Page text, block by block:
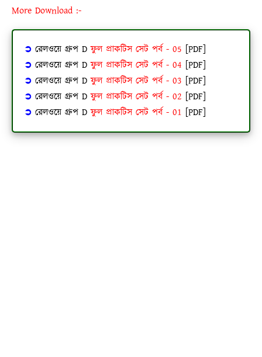
More Download :-
➲ রেলওয়ে গ্রুপ D ফুল প্রাকটিস সেট পর্ব - 05 [PDF]
➲ রেলওয়ে গ্রুপ D ফুল প্রাকটিস সেট পর্ব - 04 [PDF]
➲ রেলওয়ে গ্রুপ D ফুল প্রাকটিস সেট পর্ব - 03 [PDF]
➲ রেলওয়ে গ্রুপ D ফুল প্রাকটিস সেট পর্ব - 02 [PDF]
➲ রেলওয়ে গ্রুপ D ফুল প্রাকটিস সেট পর্ব - 01 [PDF]